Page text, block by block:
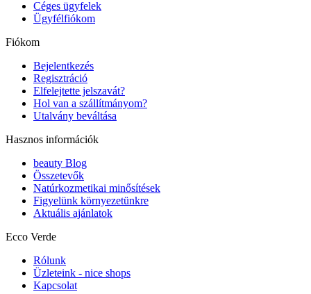
Céges ügyfelek
Ügyfélfiókom
Fiókom
Bejelentkezés
Regisztráció
Elfelejtette jelszavát?
Hol van a szállítmányom?
Utalvány beváltása
Hasznos információk
beauty Blog
Összetevők
Natúrkozmetikai minősítések
Figyelünk környezetünkre
Aktuális ajánlatok
Ecco Verde
Rólunk
Üzleteink - nice shops
Kapcsolat